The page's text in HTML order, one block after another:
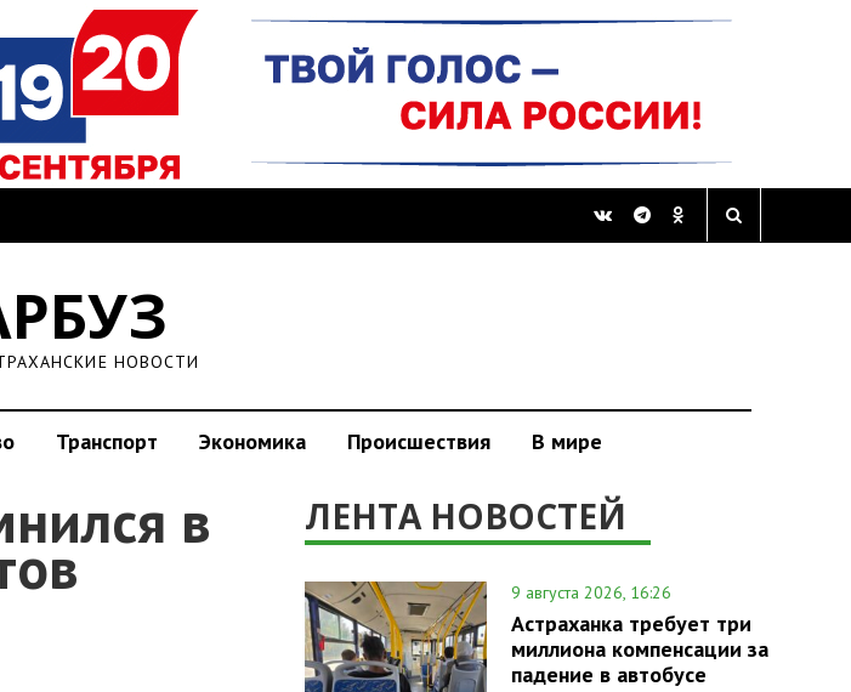
НОВОСТИ
Транспорт Экономика Происшествия В мире
в ЛЕНТА НОВОСТЕЙ
9 августа 2026, 16:26
Астраханка требует три
миллиона компенсации за
падение в автобусе